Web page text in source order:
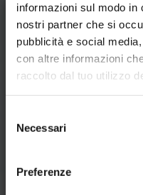
informazioni sul modo
nostri partner che si
pubblicità e social
con altre informazioni
raccolto dal tuo utilizzo
delNecessari
Preferenze